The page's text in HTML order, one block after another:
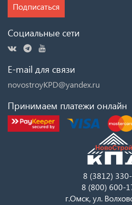
Подписаться
Социальные сети
E-mail для связи
novostroyKPD@yandex.ru
Принимаем платежи онлайн
8 (3812)
8 (800) 600-
г.Омск, ул.